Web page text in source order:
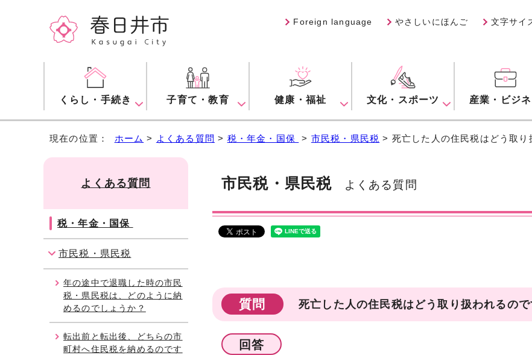
Foreign language やさしいにほんご 文字サイ
くらし・手続き 子育て・教育 健康・福祉 文化・スポーツ 産業・ビジ
現在の位置： ホーム > よくある質問 > 税・年金・国保 > 市民税・県民税 > 死亡した人の住民税はどう取り
市民税・県民税 よくある質問
質問 死亡した人の住民税はどう取り扱われるので
回答
よくある質問
税・年金・国保
市民税・県民税
年の途中で退職した時の市民
税・県民税は、どのように納
めるのでしょうか？
転出前と転出後、どちらの市
町村へ住民税を納めるのです